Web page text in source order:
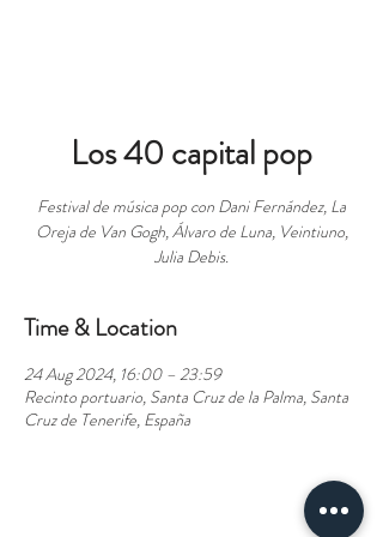
Los 40 capital pop
Festival de música pop con Dani Fernández, La
Oreja de Van Gogh, Álvaro de Luna, Veintiuno,
Julia Debis.
Time & Location
24 Aug 2024, 16:00 – 23:59
Recinto portuario, Santa Cruz de la Palma, Santa
Cruz de Tenerife, España